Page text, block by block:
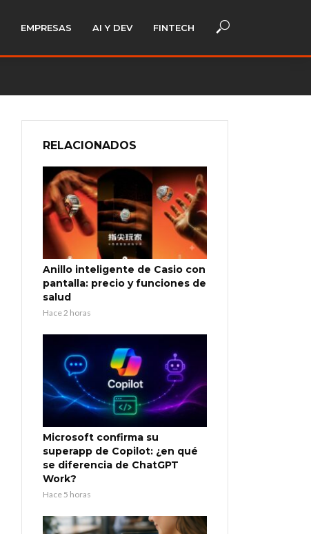
EMPRESAS AI Y DEV FINTECH
RELACIONADOS
Anillo inteligente de Casio con
pantalla: precio y funciones de
salud
Hace 2 horas
Microsoft confirma su
superapp de Copilot: ¿en qué
se diferencia de ChatGPT
Work?
Hace 5 horas